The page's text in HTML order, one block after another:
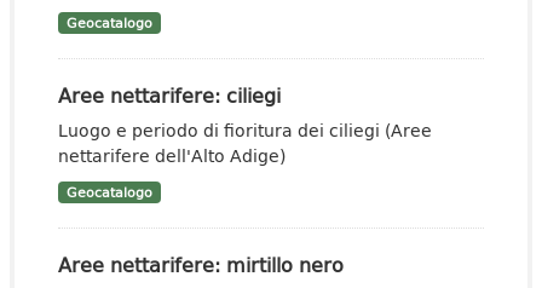
Geocatalogo
Aree nettarifere: ciliegi
Luogo e periodo di fioritura dei ciliegi (Aree
nettarifere dell'Alto Adige)
Geocatalogo
Aree nettarifere: mirtillo nero